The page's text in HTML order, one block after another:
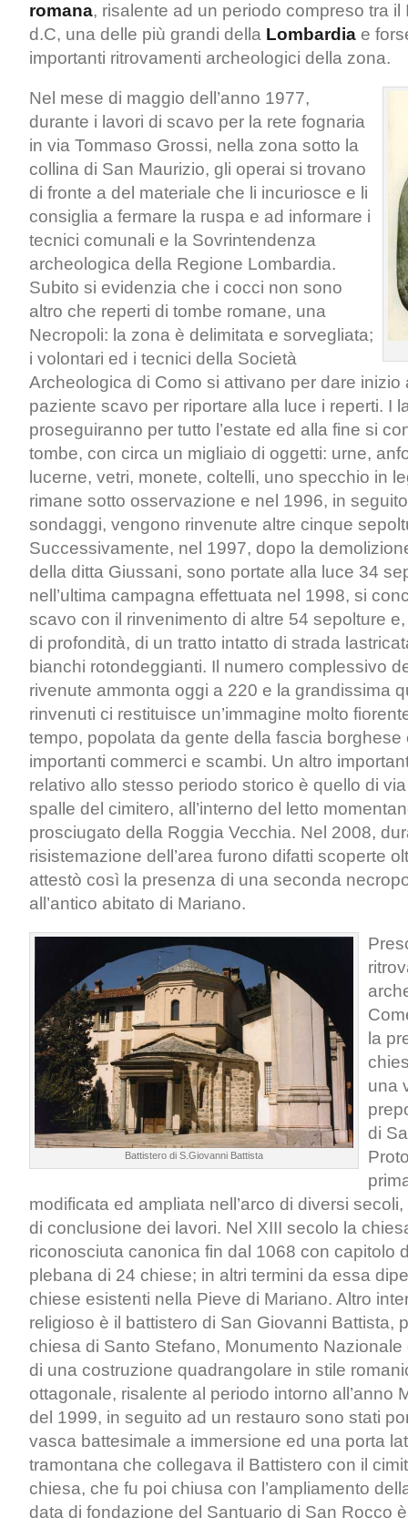
romana, risalente ad un periodo compreso tra il
d.C, una delle più grandi della Lombardia e
importanti ritrovamenti archeologici della zona.
Nel mese di maggio dell’anno 1977,
durante i lavori di scavo per la rete fognaria
in via Tommaso Grossi, nella zona sotto la
collina di San Maurizio, gli operai si trovano
di fronte a del materiale che li incuriosce e li
consiglia a fermare la ruspa e ad informare i
tecnici comunali e la Sovrintendenza
archeologica della Regione Lombardia.
Subito si evidenzia che i cocci non sono
altro che reperti di tombe romane, una
Necropoli: la zona è delimitata e sorvegliata;
i volontari ed i tecnici della Società
Archeologica di Como si attivano per dare inizio
paziente scavo per riportare alla luce i reperti. I
proseguiranno per tutto l’estate ed alla fine si
tombe, con circa un migliaio di oggetti: urne,
lucerne, vetri, monete, coltelli, uno specchio in
rimane sotto osservazione e nel 1996, in
sondaggi, vengono rinvenute altre cinque
Successivamente, nel 1997, dopo la
della ditta Giussani, sono portate alla luce 34
nell’ultima campagna effettuata nel 1998, si
scavo con il rinvenimento di altre 54 sepolture
di profondità, di un tratto intatto di strada
bianchi rotondeggianti. Il numero complessivo
rivenute ammonta oggi a 220 e la grandissima
rinvenuti ci restituisce un’immagine molto
tempo, popolata da gente della fascia borghese
importanti commerci e scambi. Un altro
relativo allo stesso periodo storico è quello di
spalle del cimitero, all’interno del letto
prosciugato della Roggia Vecchia. Nel 2008,
risistemazione dell’area furono difatti scoperte
attestò così la presenza di una seconda
all’antico abitato di Mariano.
Battistero di S.Giovanni Battista
la
una
di
modificata ed ampliata nell’arco di diversi
di conclusione dei lavori. Nel XIII secolo la
riconosciuta canonica fin dal 1068 con capitolo
plebana di 24 chiese; in altri termini da essa
chiese esistenti nella Pieve di Mariano. Altro
religioso è il battistero di San Giovanni Battista,
chiesa di Santo Stefano, Monumento Nazionale
di una costruzione quadrangolare in stile
ottagonale, risalente al periodo intorno all’anno
del 1999, in seguito ad un restauro sono stati
vasca battesimale a immersione ed una porta
tramontana che collegava il Battistero con il
chiesa, che fu poi chiusa con l’ampliamento
data di fondazione del Santuario di San Rocco